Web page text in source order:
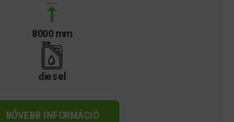
8000 mm
diesel
BŐVEBB INFORMÁCIÓ